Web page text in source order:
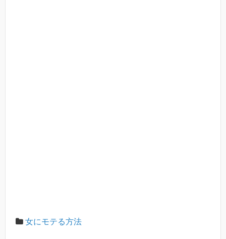
女にモテる方法